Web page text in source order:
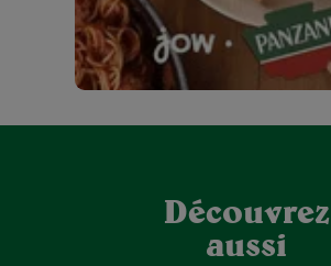
Découvrez
aussi